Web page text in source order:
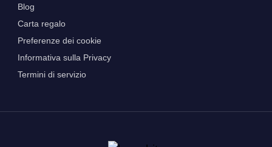
Blog
Carta regalo
Preferenze dei cookie
Informativa sulla Privacy
Termini di servizio